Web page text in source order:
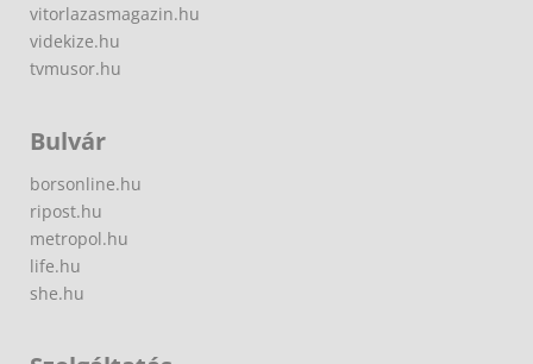
vitorlazasmagazin.hu
videkize.hu
tvmusor.hu
Bulvár
borsonline.hu
ripost.hu
metropol.hu
life.hu
she.hu